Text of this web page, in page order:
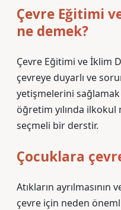
Çevre Eğitimi
ne demek?
Çevre Eğitimi ve İklim
çevreye duyarlı ve
yetişmelerini sağlamak
öğretim yılında
seçmeli bir derstir.
Çocuklara
Atıkların
çevre için neden